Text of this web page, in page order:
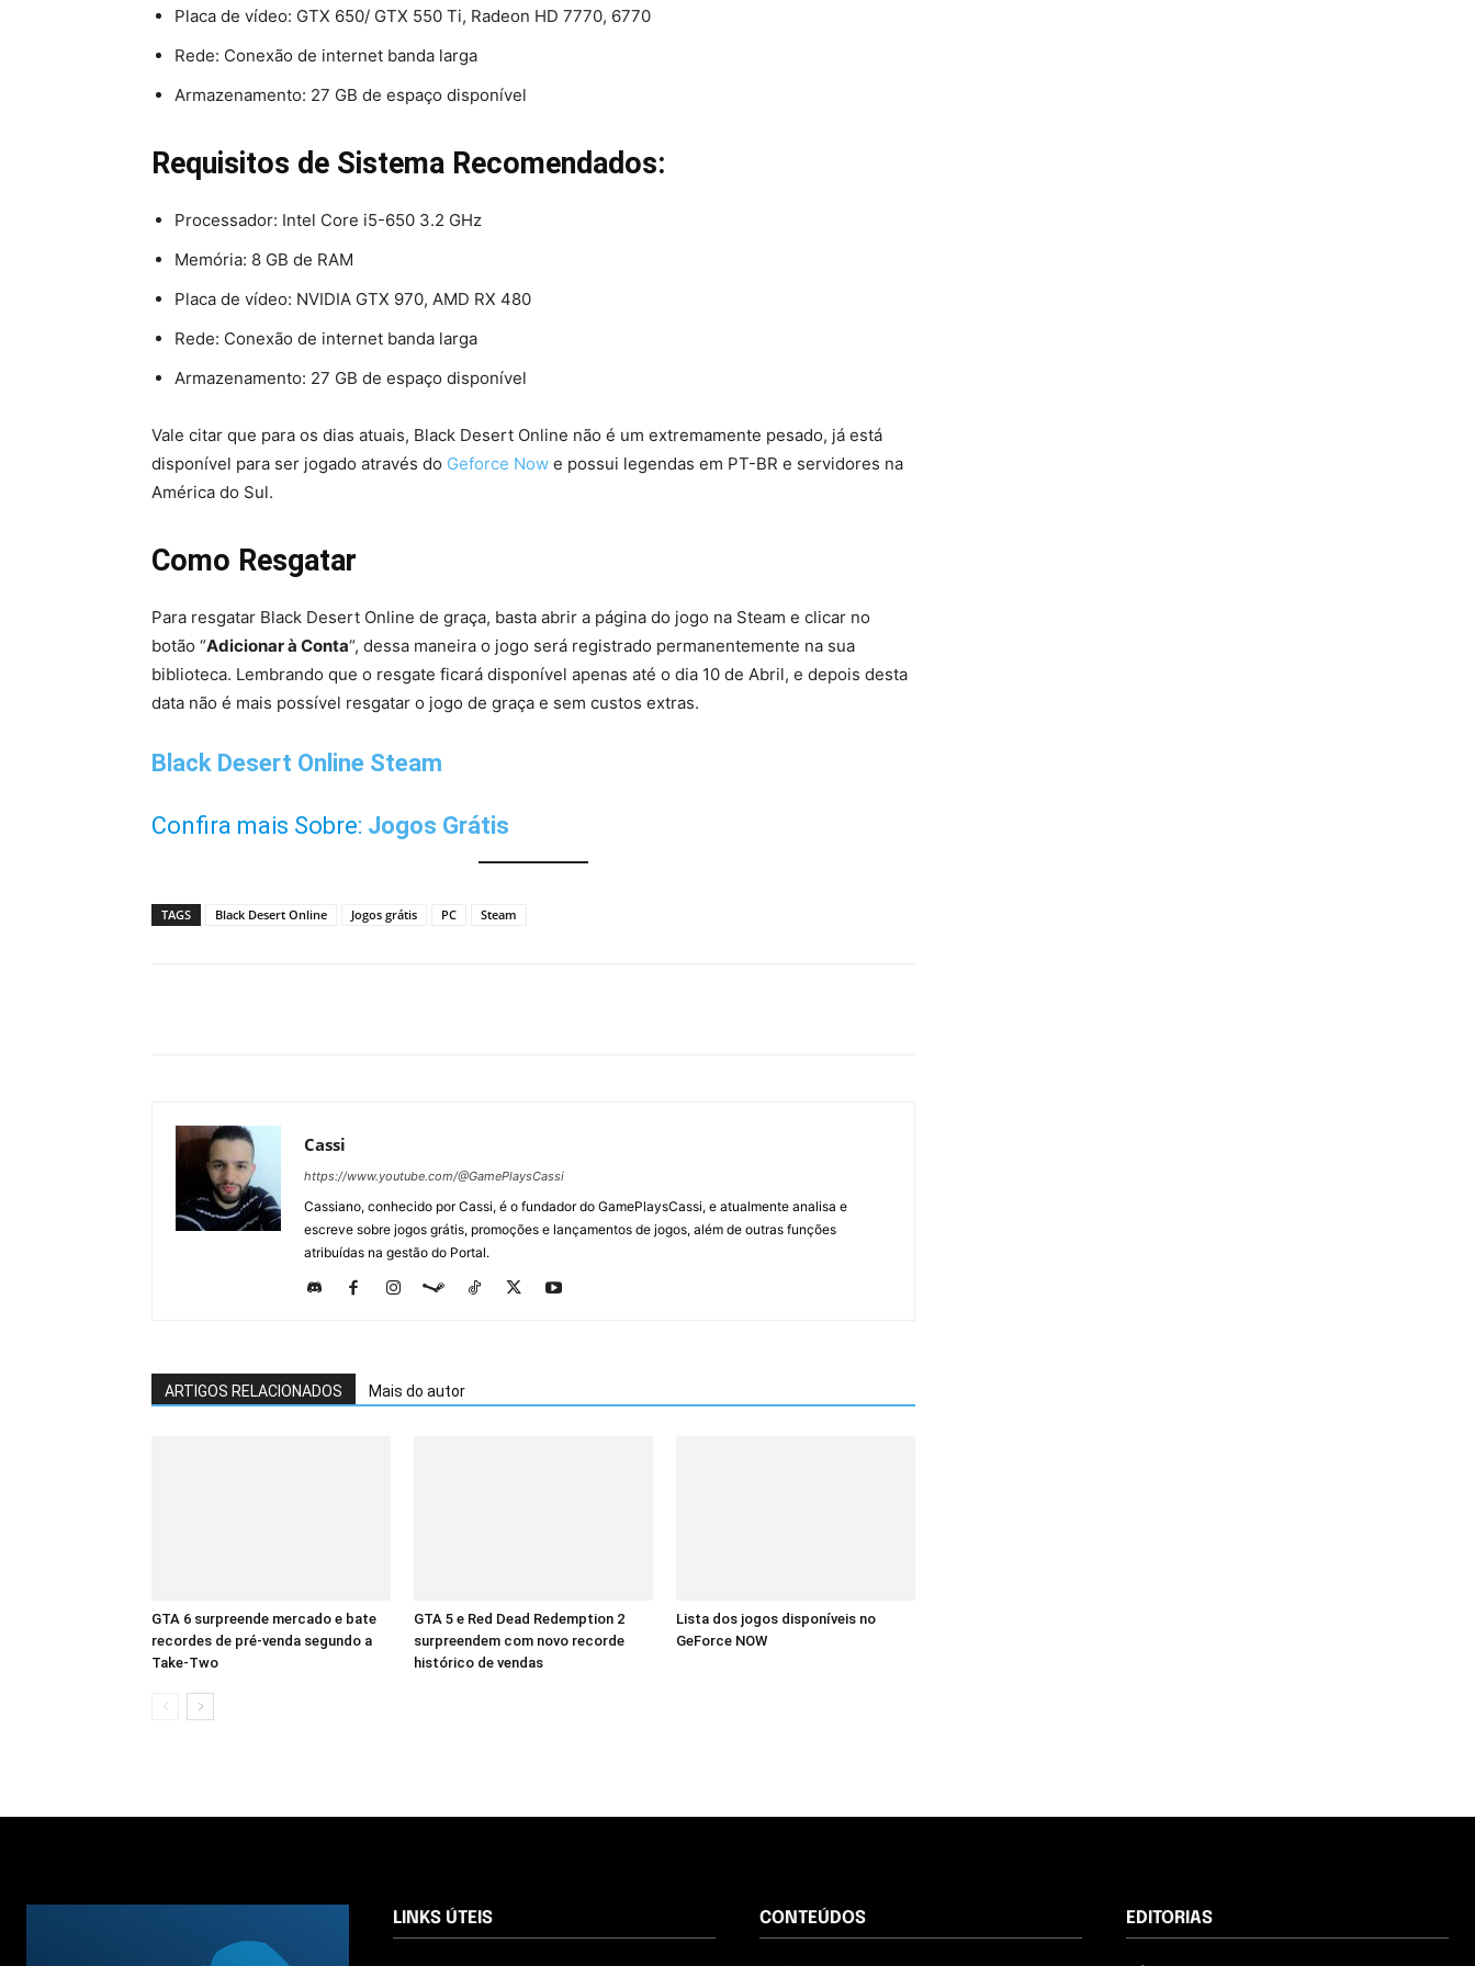
Placa de vídeo: GTX 650/ GTX 550 Ti, Radeon HD 7770, 6770
Rede: Conexão de internet banda larga
Armazenamento: 27 GB de espaço disponível
Requisitos de Sistema Recomendados:
Processador: Intel Core i5-650 3.2 GHz
Memória: 8 GB de RAM
Placa de vídeo: NVIDIA GTX 970, AMD RX 480
Rede: Conexão de internet banda larga
Armazenamento: 27 GB de espaço disponível
Vale citar que para os dias atuais, Black Desert Online não é um extremamente pesado, já está
disponível para ser jogado através do Geforce Now e possui legendas em PT-BR e servidores na
América do Sul.
Como Resgatar
Para resgatar Black Desert Online de graça, basta abrir a página do jogo na Steam e clicar no
botão “Adicionar à Conta“, dessa maneira o jogo será registrado permanentemente na sua
biblioteca. Lembrando que o resgate ficará disponível apenas até o dia 10 de Abril, e depois desta
data não é mais possível resgatar o jogo de graça e sem custos extras.
Black Desert Online Steam
Confira mais Sobre: Jogos Grátis
TAGS Black Desert Online Jogos grátis PC Steam
Cassi
https://www.youtube.com/@GamePlaysCassi
Cassiano, conhecido por Cassi, é o fundador do GamePlaysCassi, e atualmente analisa e
escreve sobre jogos grátis, promoções e lançamentos de jogos, além de outras funções
atribuídas na gestão do Portal.
ARTIGOS RELACIONADOS Mais do autor
GTA 6 surpreende mercado e bate
recordes de pré-venda segundo a
Take-Two
GTA 5 e Red Dead Redemption 2
surpreendem com novo recorde
histórico de vendas
Lista dos jogos disponíveis no
GeForce NOW
LINKS ÚTEIS CONTEÚDOS EDITORIAS